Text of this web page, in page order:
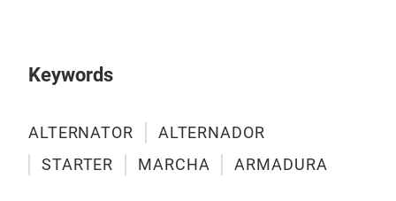
Keywords
ALTERNATOR
ALTERNADOR
STARTER
MARCHA ARMADURA